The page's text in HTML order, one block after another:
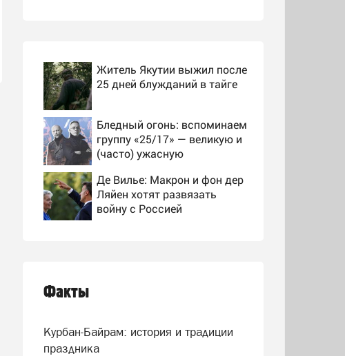
Житель Якутии выжил после
25 дней блужданий в тайге
Бледный огонь: вспоминаем
группу «25/17» — великую и
(часто) ужасную
Де Вилье: Макрон и фон дер
Ляйен хотят развязать
войну с Россией
медведем
Факты
Курбан-Байрам: история и традиции
праздника